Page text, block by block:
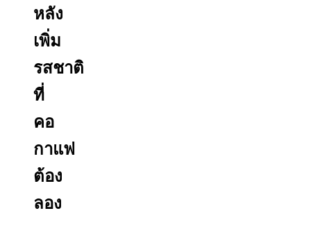
หลัง
เพิ่ม
รสชาติ
ที่
คอ
กาแฟ
ต้อง
ลอง